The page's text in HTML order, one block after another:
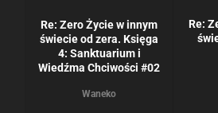
Re: Zero Życie w innym
świecie od zera. Księga
4: Sanktuarium i
Wiedźma Chciwości #02
Waneko
Re: